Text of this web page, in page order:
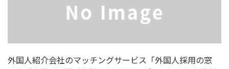
外国人紹介会社のマッチングサービス「外国人採用の窓